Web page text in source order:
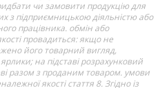
чи замовити продукцію для
з підприємницькою діяльністю або
працівника. обмін або
провадиться: якщо не
його товарний вигляд,
на підставі розрахунковий
разом з проданим товаром. умови
якості стаття 8. Згідно із